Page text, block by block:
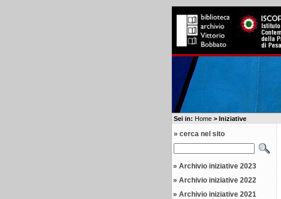
Sei in: Home > Iniziative
» cerca nel sito
» Archivio iniziative 2023
» Archivio iniziative 2022
» Archivio iniziative 2021